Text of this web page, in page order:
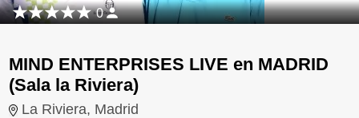
0
MIND ENTERPRISES LIVE en MADRID
(Sala la Riviera)
La Riviera, Madrid